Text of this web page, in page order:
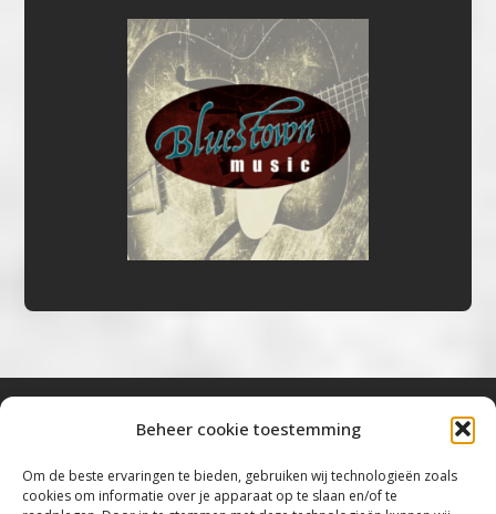
Beheer cookie toestemming
Om de beste ervaringen te bieden, gebruiken wij technologieën zoals
cookies om informatie over je apparaat op te slaan en/of te
“Voor de mooiste Blues, Rock, Roots &